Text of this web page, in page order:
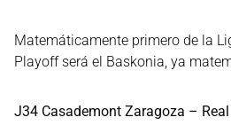
Matemáticamente primero de la
Playoff será el Baskonia, ya
J34 Casademont Zaragoza –